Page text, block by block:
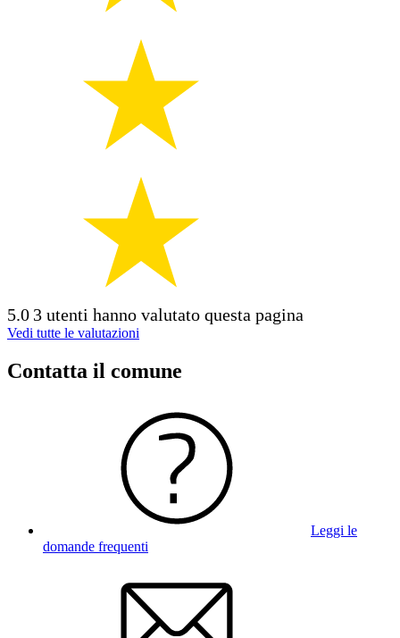
5.0 3 utenti hanno valutato questa pagina
Vedi tutte le valutazioni
Contatta il comune
Leggi le
domande frequenti